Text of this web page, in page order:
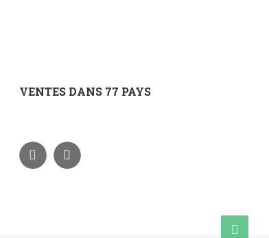
VENTES DANS 77 PAYS